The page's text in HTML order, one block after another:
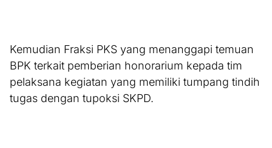
Kemudian Fraksi PKS yang menanggapi temuan
BPK terkait pemberian honorarium kepada tim
pelaksana kegiatan yang memiliki tumpang tindih
tugas dengan tupoksi SKPD.